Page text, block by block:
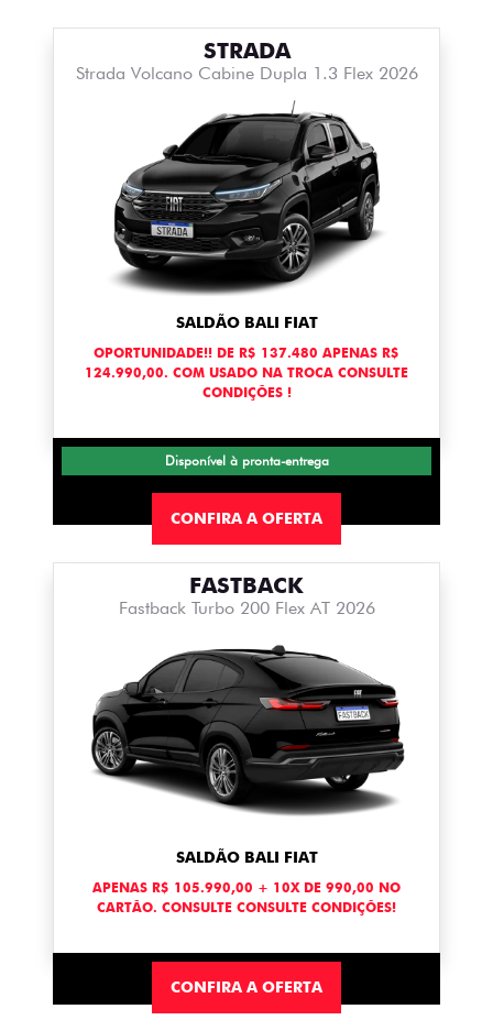
STRADA
Strada Volcano Cabine Dupla 1.3 Flex 2026
SALDÃO BALI FIAT
OPORTUNIDADE!! DE R$ 137.480 APENAS R$
124.990,00. COM USADO NA TROCA CONSULTE
CONDIÇÕES !
Disponível à pronta-entrega
CONFIRA A OFERTA
FASTBACK
Fastback Turbo 200 Flex AT 2026
SALDÃO BALI FIAT
APENAS R$ 105.990,00 + 10X DE 990,00 NO
CARTÃO. CONSULTE CONSULTE CONDIÇÕES!
CONFIRA A OFERTA